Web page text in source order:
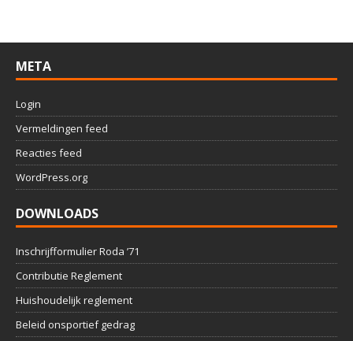
META
Login
Vermeldingen feed
Reacties feed
WordPress.org
DOWNLOADS
Inschrijfformulier Roda ’71
Contributie Reglement
Huishoudelijk reglement
Beleid onsportief gedrag